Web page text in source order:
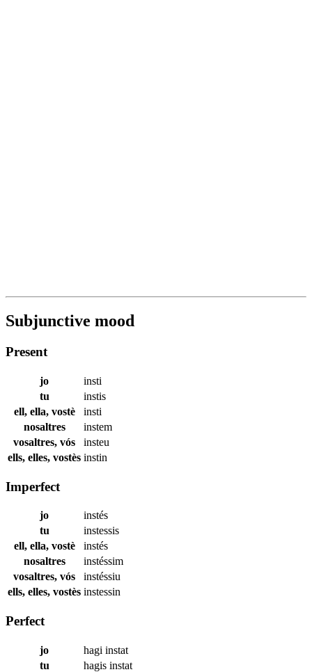
Subjunctive mood
Present
jo
insti
tu
instis
ell, ella, vostè
insti
nosaltres
instem
vosaltres, vós
insteu
ells, elles, vostès instin
Imperfect
jo
instés
tu
instessis
ell, ella, vostè
instés
nosaltres
instéssim
vosaltres, vós
instéssiu
ells, elles, vostès instessin
Perfect
jo hagi instat
tu
hagis instat